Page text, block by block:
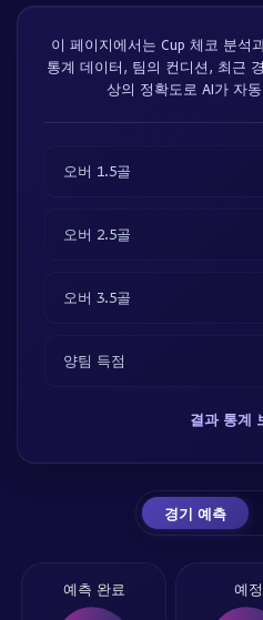
이 페이지에서는 Cup 체코 분석
통계 데이터, 팀의 컨디션, 최근
상의 정확도로 AI가 자
오버 1.5골
오버 2.5골
오버 3.5골
양팀 득점
결과 통계
경기 예측
예측 완료 예정